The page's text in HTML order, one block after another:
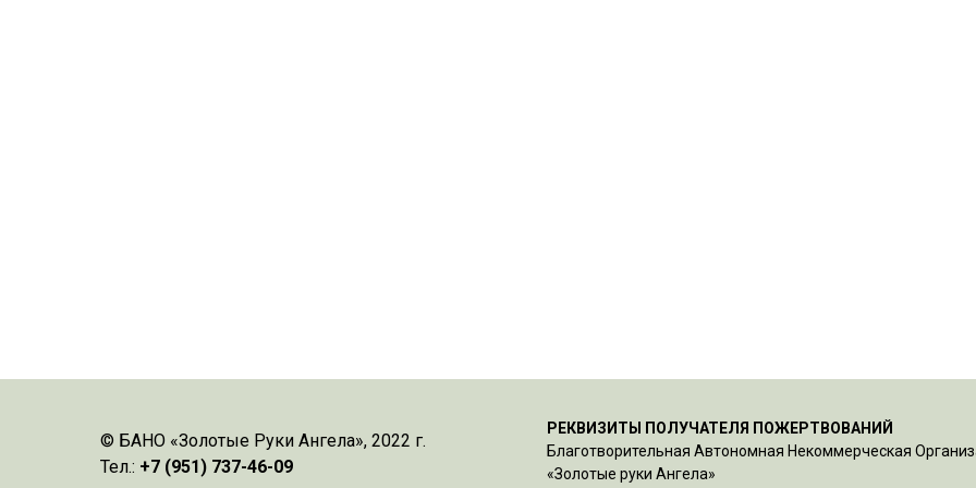
© БАНО «Золотые Руки Ангела», 2022 г.
Тел.: +7 (951) 737-46-09
РЕКВИЗИТЫ ПОЛУЧАТЕЛЯ ПОЖЕРТВОВАНИЙ
Благотворительная Автономная Некоммерческая
«Золотые руки Ангела»